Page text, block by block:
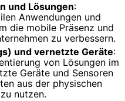
und Lösungen:
Anwendungen und
die mobile Präsenz und
zu verbessern.
und vernetzte Geräte:
von Lösungen im
Geräte und Sensoren
aus der physischen
nutzen.